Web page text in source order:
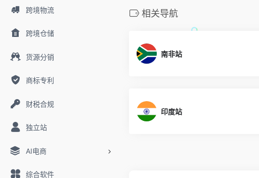
跨境物流
跨境仓储
货源分销
商标专利
财税合规
独立站
AI电商
综合软件
相关导航
南非站
印度站